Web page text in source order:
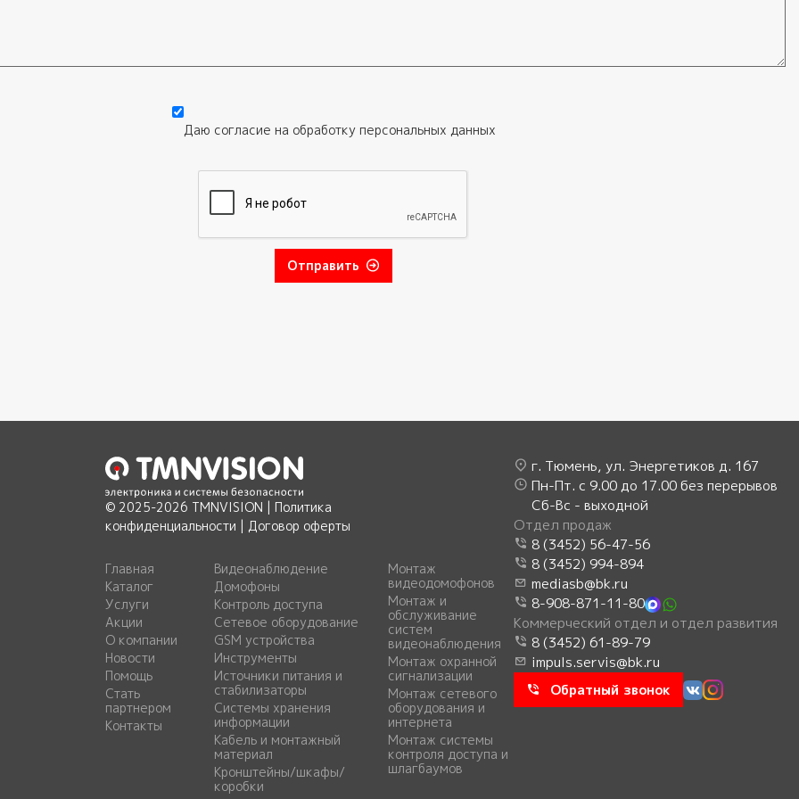
Даю согласие на обработку персональных данных
Отправить
© 2025-2026 TMNVISION | Политика
конфиденциальности | Договор оферты
Главная
Каталог
Услуги
Акции
О компании
Новости
Помощь
Стать
партнером
Контакты
Видеонаблюдение
Домофоны
Контроль доступа
Сетевое оборудование
GSM устройства
Инструменты
Источники питания и
стабилизаторы
Системы хранения
информации
Кабель и монтажный
материал
Кронштейны/шкафы/
коробки
Монтаж
видеодомофонов
Монтаж и
обслуживание
систем
видеонаблюдения
Монтаж охранной
сигнализации
Монтаж сетевого
оборудования и
интернета
Монтаж системы
контроля доступа и
шлагбаумов
г. Тюмень, ул. Энергетиков д. 167
Пн-Пт. с 9.00 до 17.00 без перерывов
Сб-Вс - выходной
Отдел продаж
8 (3452) 56-47-56
8 (3452) 994-894
mediasb@bk.ru
8-908-871-11-80
Коммерческий отдел и отдел развития
8 (3452) 61-89-79
impuls.servis@bk.ru
Обратный звонок